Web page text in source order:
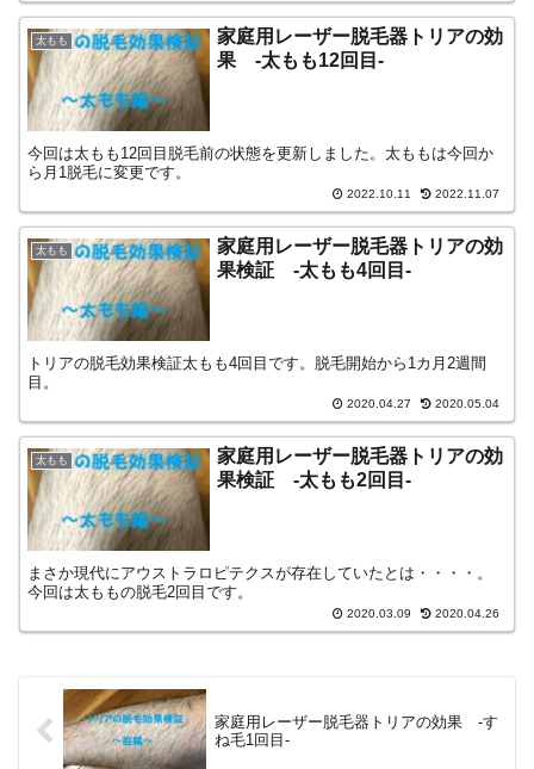
太もも
家庭用レーザー脱毛器トリアの効
果 -太もも12回目-
今回は太もも12回目脱毛前の状態を更新しました。太ももは今回か
ら月1脱毛に変更です。
2022.10.11 2022.11.07
太もも
家庭用レーザー脱毛器トリアの効
果検証 -太もも4回目-
トリアの脱毛効果検証太もも4回目です。脱毛開始から1カ月2週間
目。
2020.04.27 2020.05.04
太もも
家庭用レーザー脱毛器トリアの効
果検証 -太もも2回目-
まさか現代にアウストラロピテクスが存在していたとは・・・・。
今回は太ももの脱毛2回目です。
2020.03.09 2020.04.26
家庭用レーザー脱毛器トリアの効果 -す
ね毛1回目-